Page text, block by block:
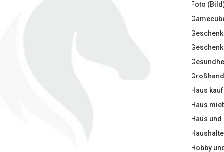
Foto (Bild)
Geschenk
Haus
Haus
Haus und
Haushalte
Hobby